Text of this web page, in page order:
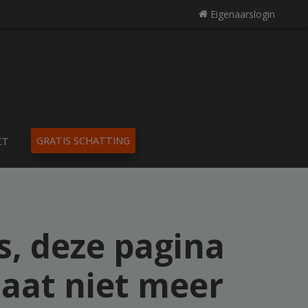
Eigenaarslogin
GRATIS SCHATTING
deze pagina
niet meer